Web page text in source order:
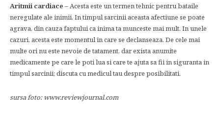
Aritmii cardiace – Acesta este un termen tehnic pentru bataile
neregulate ale inimii. In timpul sarcinii aceasta afectiune se poate
agrava, din cauza faptului ca inima ta munceste mai mult. In unele
cazuri, acesta este momentul in care se declanseaza. De cele mai
multe ori nu este nevoie de tatament, dar exista anumite
medicamente pe care le poti lua si care te ajuta sa fii in siguranta in
timpul sarcinii; discuta cu medicul tau despre posibilitati.
sursa foto:www.reviewjournal.com